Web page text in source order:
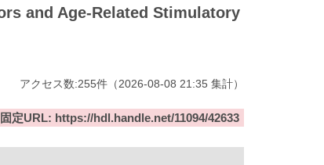
and Age-Related Stimulatory
アクセス数:255件 （2026-08-08 21:35 集計）
固定URL: https://hdl.handle.net/11094/42633